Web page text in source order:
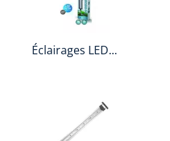
Éclairages LED...